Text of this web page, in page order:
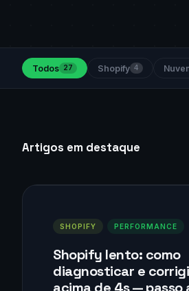
Todos 27 Shopify 4
Artigos em destaque
SHOPIFY PERFORMANCE
Shopify lento: como
diagnosticar e